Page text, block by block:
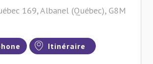
169, Albanel (Québec), G8M
Itinéraire